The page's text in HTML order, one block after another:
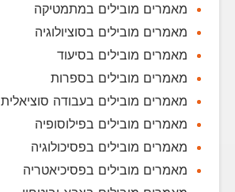
מאמרים מובילים במתמטיקה
מאמרים מובילים בסוציולוגיה
מאמרים מובילים בסיעוד
מאמרים מובילים בספרות
מאמרים מובילים בעבודה סוציאלית
מאמרים מובילים בפילוסופיה
מאמרים מובילים בפסיכולוגיה
מאמרים מובילים בפסיכיאטריה